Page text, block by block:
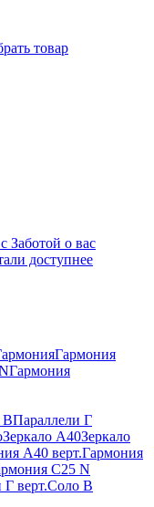
товар
Заботой о вас
доступнее
Гармония
Гармония
ВПараллели Г
Зеркало А40Зеркало
А40 верт.Гармония
С25 N
верт.Соло В